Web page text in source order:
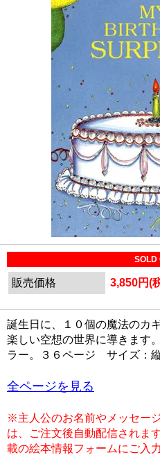
SOLD
販売価格 3,850円(
誕生日に、１０個の魔法のカ
楽しい空想の世界に導きます
ラー。３６ページ サイズ：
全ページを見る
※主人公のお名前やメッセー
は、ご注文後自動配信されま
載の絵本情報フォームにご入